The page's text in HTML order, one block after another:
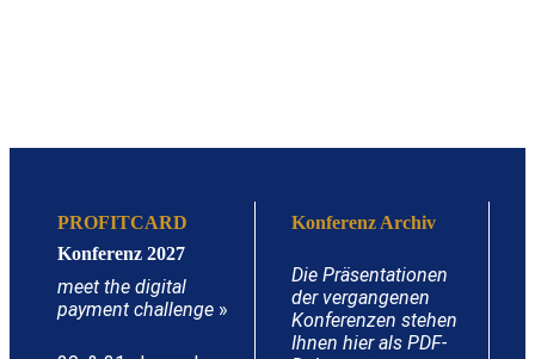
PROFITCARD
Konferenz 2027
meet the digital
payment challenge »
Konferenz Archiv
Die Präsentationen
der vergangenen
Konferenzen stehen
Ihnen hier als PDF-